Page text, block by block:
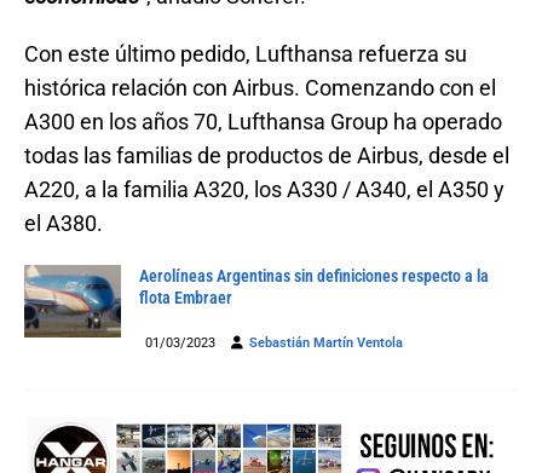
Con este último pedido, Lufthansa refuerza su
histórica relación con Airbus. Comenzando con el
A300 en los años 70, Lufthansa Group ha operado
todas las familias de productos de Airbus, desde el
A220, a la familia A320, los A330 / A340, el A350 y
el A380.
Aerolíneas Argentinas sin definiciones respecto a la
flota Embraer
01/03/2023 Sebastián Martín Ventola